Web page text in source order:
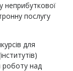
неприбуткової
послугу
для
роботу над